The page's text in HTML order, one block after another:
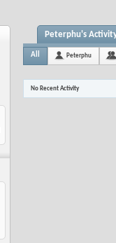
Peterphu's
All Peterphu
No Recent Activity